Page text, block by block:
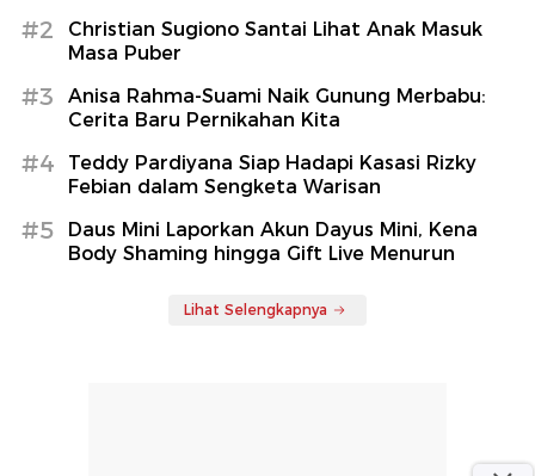
#2
Christian Sugiono Santai Lihat Anak Masuk
Masa Puber
#3
Anisa Rahma-Suami Naik Gunung Merbabu:
Cerita Baru Pernikahan Kita
#4
Teddy Pardiyana Siap Hadapi Kasasi Rizky
Febian dalam Sengketa Warisan
#5
Daus Mini Laporkan Akun Dayus Mini, Kena
Body Shaming hingga Gift Live Menurun
Lihat Selengkapnya